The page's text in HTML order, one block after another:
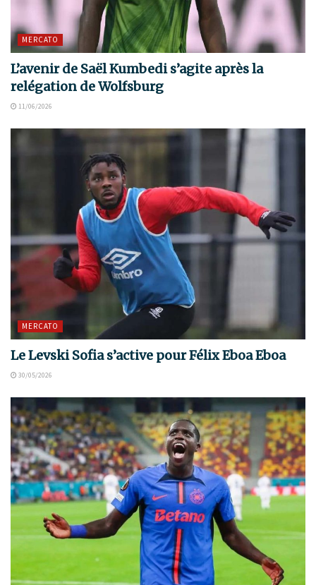
MERCATO
L’avenir de Saël Kumbedi s’agite après la
relégation de Wolfsburg
11/06/2026
MERCATO
Le Levski Sofia s’active pour Félix Eboa Eboa
30/05/2026